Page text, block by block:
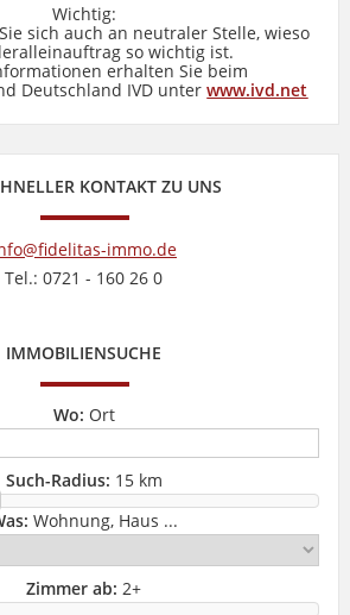
Wichtig:
sich auch an neutraler Stelle, wieso
so wichtig ist.
erhalten Sie beim
Deutschland IVD unterwww.ivd.net
KONTAKT ZU UNS
immo.de
Tel.: 0721 - 160 26 0
IMMOBILIENSUCHE
Wo: Ort
Such-Radius: 15 km
Wohnung, Haus ...
Zimmer ab: 2+